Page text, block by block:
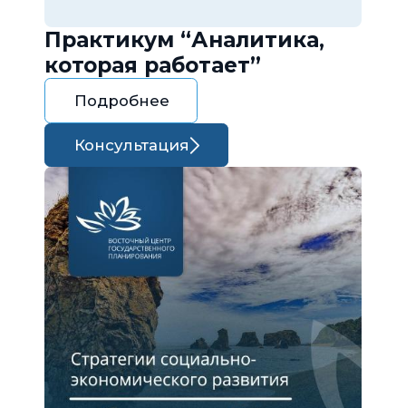
Практикум “Аналитика,
которая работает”
Подробнее
Консультация